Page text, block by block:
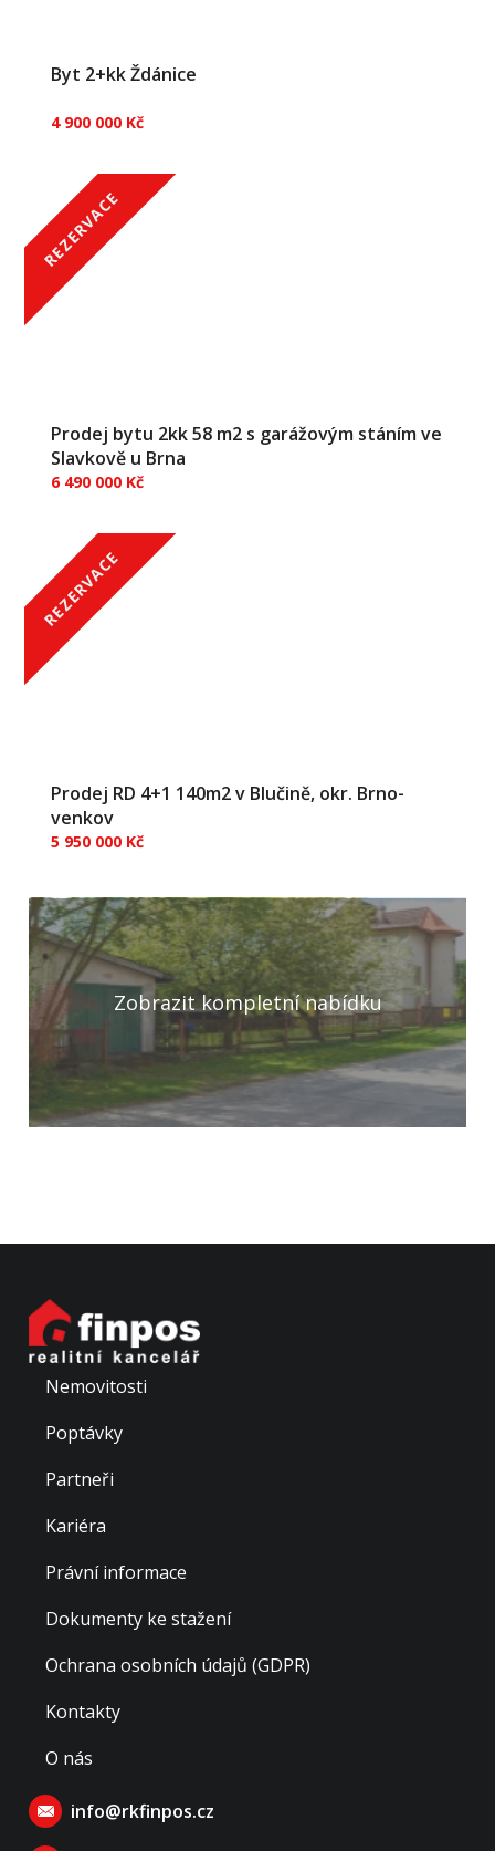
Byt 2+kk Ždánice
4 900 000 Kč
Prodej bytu 2kk 58 m2 s garážovým stáním ve
Slavkově u Brna
6 490 000 Kč
REZERVACE
Prodej RD 4+1 140m2 v Blučině, okr. Brno-
venkov
5 950 000 Kč
REZERVACE
Zobrazit kompletní nabídku
Nemovitosti
Poptávky
Partneři
Kariéra
Právní informace
Dokumenty ke stažení
Ochrana osobních údajů (GDPR)
Kontakty
O nás
info@rkfinpos.cz